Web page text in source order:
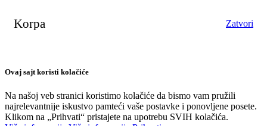
Korpa Zatvori
Ovaj sajt koristi kolačiće
Na našoj veb stranici koristimo kolačiće da bismo vam pružili
najrelevantnije iskustvo pamteći vaše postavke i ponovljene posete.
Klikom na „Prihvati“ pristajete na upotrebu SVIH kolačića.